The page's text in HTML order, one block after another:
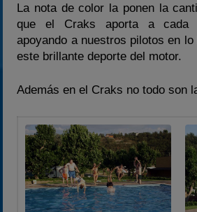
La nota de color la ponen la
que el Craks aporta a cada
apoyando a nuestros pilotos en
este brillante deporte del motor.
Además en el Craks no todo son